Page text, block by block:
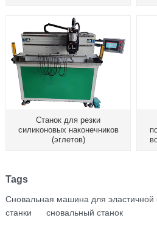
Станок для резки
силиконовых наконечников
(эглетов)
Tags
Сновальная машина для эластичной
станки
сновальный станок